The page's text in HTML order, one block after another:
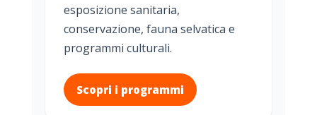
esposizione sanitaria,
conservazione, fauna selvatica e
programmi culturali.
Scopri i programmi